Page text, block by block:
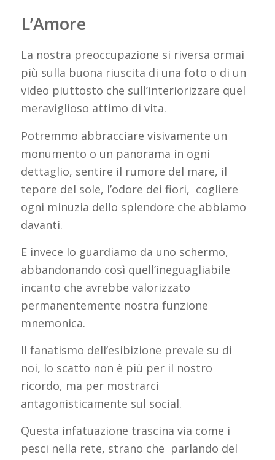
L’Amore
La nostra preoccupazione si riversa ormai
più sulla buona riuscita di una foto o di un
video piuttosto che sull’interiorizzare quel
meraviglioso attimo di vita.
Potremmo abbracciare visivamente un
monumento o un panorama in ogni
dettaglio, sentire il rumore del mare, il
tepore del sole, l’odore dei fiori, cogliere
ogni minuzia dello splendore che abbiamo
davanti.
E invece lo guardiamo da uno schermo,
abbandonando così quell’ineguagliabile
incanto che avrebbe valorizzato
permanentemente nostra funzione
mnemonica.
Il fanatismo dell’esibizione prevale su di
noi, lo scatto non è più per il nostro
ricordo, ma per mostrarci
antagonisticamente sul social.
Questa infatuazione trascina via come i
pesci nella rete, strano che parlando del